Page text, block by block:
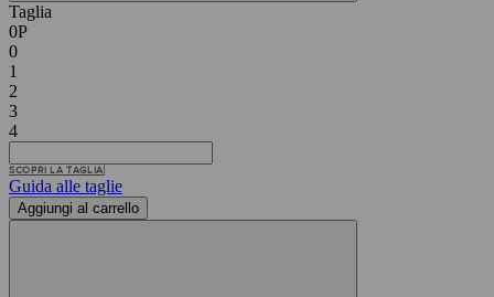
Taglia
0P
0
1
2
3
4
SCOPRI LA TAGLIA
Guida alle taglie
Aggiungi al carrello